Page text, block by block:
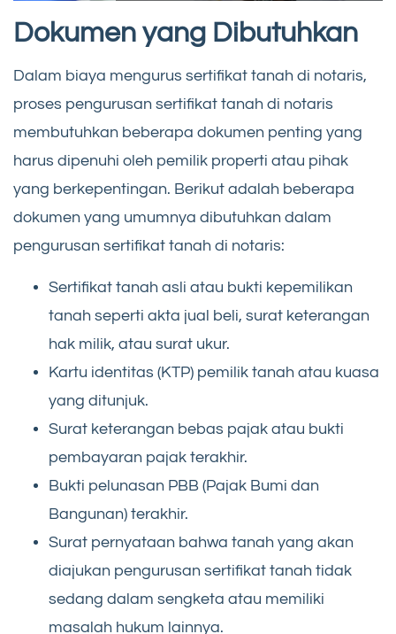
Dokumen yang Dibutuhkan
Dalam biaya mengurus sertifikat tanah di notaris,
proses pengurusan sertifikat tanah di notaris
membutuhkan beberapa dokumen penting yang
harus dipenuhi oleh pemilik properti atau pihak
yang berkepentingan. Berikut adalah beberapa
dokumen yang umumnya dibutuhkan dalam
pengurusan sertifikat tanah di notaris:
Sertifikat tanah asli atau bukti kepemilikan
tanah seperti akta jual beli, surat keterangan
hak milik, atau surat ukur.
Kartu identitas (KTP) pemilik tanah atau kuasa
yang ditunjuk.
Surat keterangan bebas pajak atau bukti
pembayaran pajak terakhir.
Bukti pelunasan PBB (Pajak Bumi dan
Bangunan) terakhir.
Surat pernyataan bahwa tanah yang akan
diajukan pengurusan sertifikat tanah tidak
sedang dalam sengketa atau memiliki
masalah hukum lainnya.